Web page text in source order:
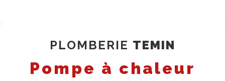
PLOMBERIE TEMIN
Pompe à chaleur